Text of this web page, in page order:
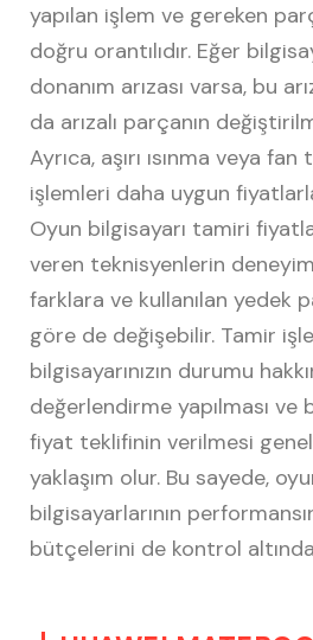
yapılan işlem ve gereken
doğru orantılıdır. Eğer
donanım arızası varsa, bu
da arızalı parçanın
Ayrıca, aşırı ısınma veya
işlemleri daha uygun
Oyun bilgisayarı tamiri
veren teknisyenlerin
farklara ve kullanılan yedek
göre de değişebilir. Tamir
bilgisayarınızın durumu
değerlendirme yapılması
fiyat teklifinin verilmesi
yaklaşım olur. Bu sayede,
bilgisayarlarının
bütçelerini de kontrol